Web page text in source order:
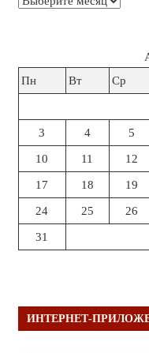
Пн
Вт Ср
3 4 5
10 11 12
17 18 19
24 25 26
31
ИНТЕРНЕТ-